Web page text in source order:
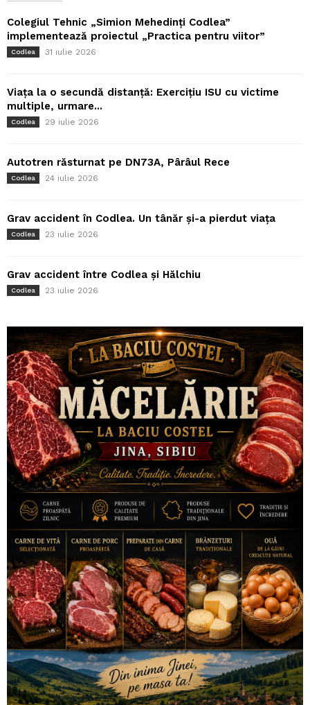
Colegiul Tehnic „Simion Mehedinți Codlea”
implementează proiectul „Practica pentru viitor”
Codlea 31 iulie 2026
Viața la o secundă distanță: Exercițiu ISU cu victime
multiple, urmare...
Codlea 29 iulie 2026
Autotren răsturnat pe DN73A, Pârâul Rece
Codlea 24 iulie 2026
Grav accident în Codlea. Un tânăr și-a pierdut viața
Codlea 23 iulie 2026
Grav accident între Codlea și Hălchiu
Codlea 23 iulie 2026